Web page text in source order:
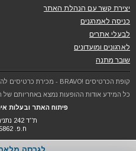
יצירת קשר עם הנהלת האתר
כניסה לאמרגנים
לבעלי אתרים
לארגונים ומועדונים
שובר מתנה
קופת הכרטיסים !BRAVO - מכירת כרטיסים להופעות והצגות © 2005-2026
כל המידע אודות ההופעות נמצא באחריותם של
פיתוח האתר ובעלות
ת''ד 242 נתניה 4210201
ח.פ. 512805862